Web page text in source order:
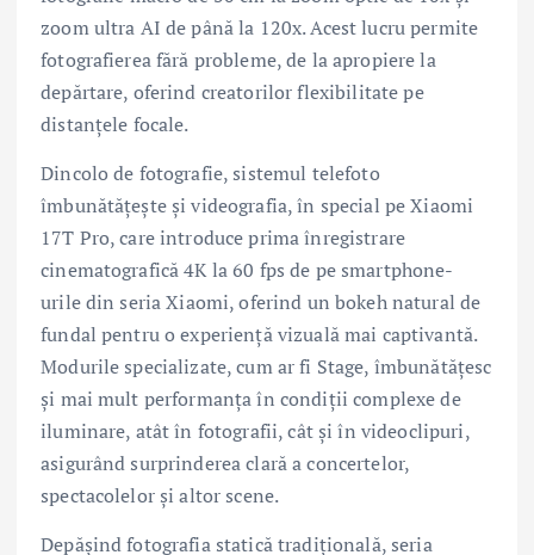
zoom ultra AI de până la 120x. Acest lucru permite
fotografierea fără probleme, de la apropiere la
depărtare, oferind creatorilor flexibilitate pe
distanțele focale.
Dincolo de fotografie, sistemul telefoto
îmbunătățește și videografia, în special pe Xiaomi
17T Pro, care introduce prima înregistrare
cinematografică 4K la 60 fps de pe smartphone-
urile din seria Xiaomi, oferind un bokeh natural de
fundal pentru o experiență vizuală mai captivantă.
Modurile specializate, cum ar fi Stage, îmbunătățesc
și mai mult performanța în condiții complexe de
iluminare, atât în fotografii, cât și în videoclipuri,
asigurând surprinderea clară a concertelor,
spectacolelor și altor scene.
Depășind fotografia statică tradițională, seria